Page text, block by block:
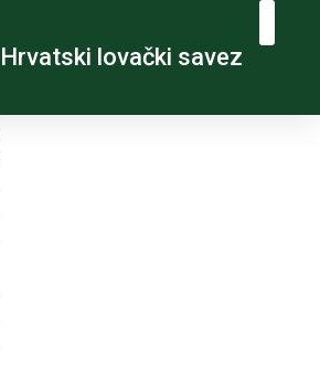
Hrvatski lovački savez